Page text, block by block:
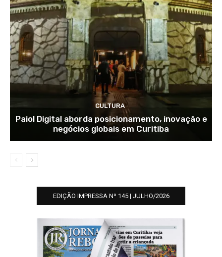
CULTURA
Paiol Digital aborda posicionamento, inovação e
negócios globais em Curitiba
EDIÇÃO IMPRESSA Nº 145 | JULHO/2026